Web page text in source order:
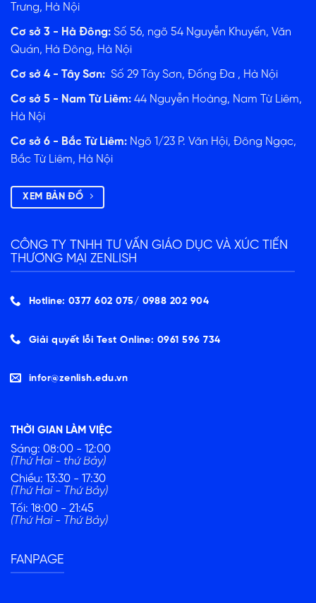
Trưng, Hà Nội
Cơ sở 3 - Hà Đông: Số 56, ngõ 54 Nguyễn Khuyến, Văn
Quán, Hà Đông, Hà Nội
Cơ sở 4 - Tây Sơn: Số 29 Tây Sơn, Đống Đa , Hà Nội
Cơ sở 5 - Nam Từ Liêm: 44 Nguyễn Hoàng, Nam Từ Liêm,
Hà Nội
Cơ sở 6 - Bắc Từ Liêm: Ngõ 1/23 P. Văn Hội, Đông Ngạc,
Bắc Từ Liêm, Hà Nội
XEM BẢN ĐỒ
CÔNG TY TNHH TƯ VẤN GIÁO DỤC VÀ XÚC TIẾN
THƯƠNG MẠI ZENLISH
Hotline: 0377 602 075/ ‭0988 202 904‬
Giải quyết lỗi Test Online: 0961 596 734
infor@zenlish.edu.vn
THỜI GIAN LÀM VIỆC
Sáng: 08:00 - 12:00
(Thứ Hai - thứ Bảy)
Chiều: 13:30 - 17:30
(Thứ Hai - Thứ Bảy)
Tối: 18:00 - 21:45
(Thứ Hai - Thứ Bảy)
FANPAGE